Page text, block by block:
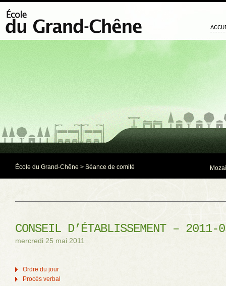
École du Grand-Chêne > Séance de comité
CONSEIL D’ÉTABLISSEMENT – 2011-
mercredi 25 mai 2011
Ordre du jour
Procès verbal